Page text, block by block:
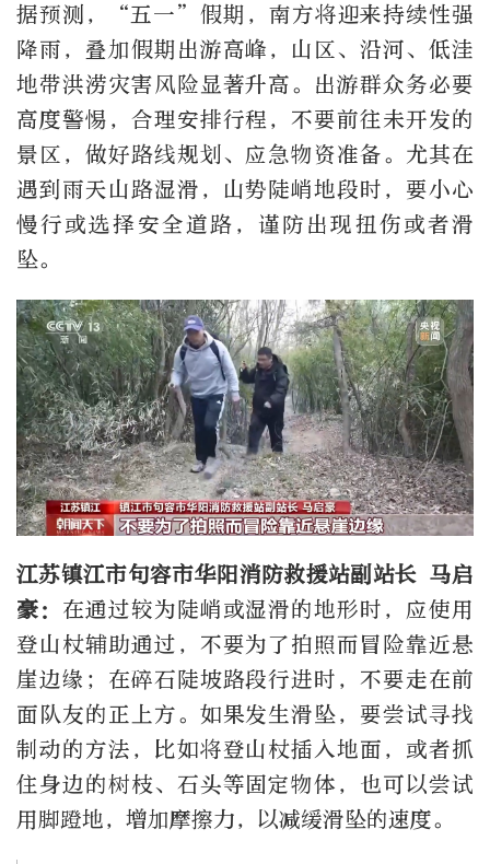
据预测，“五一”假期，南方将迎来持续性强
降雨，叠加假期出游高峰，山区、沿河、低洼
地带洪涝灾害风险显著升高。出游群众务必要
高度警惕，合理安排行程，不要前往未开发的
景区，做好路线规划、应急物资准备。尤其在
遇到雨天山路湿滑，山势陡峭地段时，要小心
慢行或选择安全道路，谨防出现扭伤或者滑
坠。
江苏镇江市句容市华阳消防救援站副站长 马启
豪： 在通过较为陡峭或湿滑的地形时，应使用
登山杖辅助通过，不要为了拍照而冒险靠近悬
崖边缘；在碎石陡坡路段行进时，不要走在前
面队友的正上方。如果发生滑坠，要尝试寻找
制动的方法，比如将登山杖插入地面，或者抓
住身边的树枝、石头等固定物体，也可以尝试
用脚蹬地，增加摩擦力，以减缓滑坠的速度。